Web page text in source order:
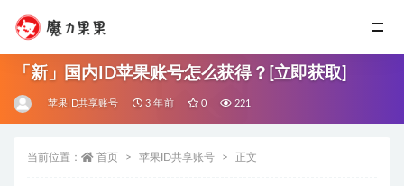
「新」国内ID苹果账号怎么获得？[立即获取]
苹果ID共享账号 3 年前 0 221
当前位置： 首页 苹果ID共享账号 正文